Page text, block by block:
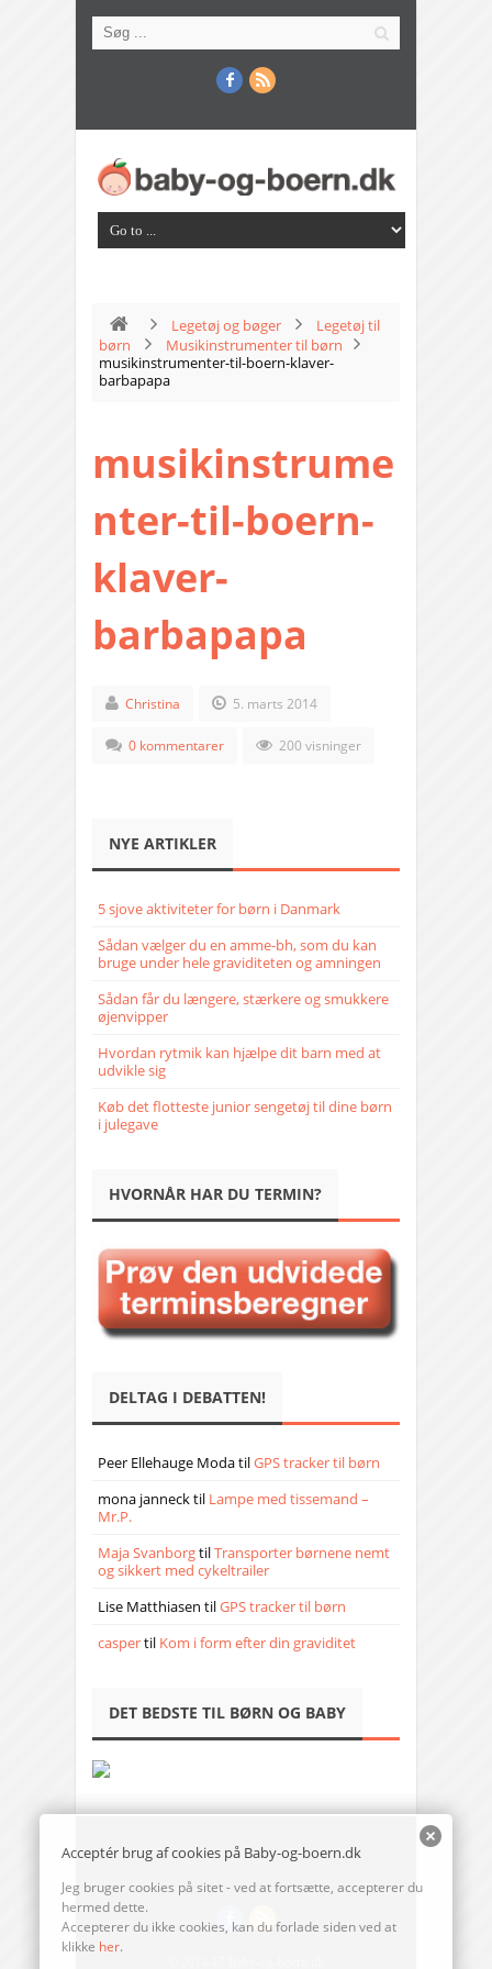
Legetøj og bøger
Legetøj til
børn
Musikinstrumenter til børn
musikinstrumenter-til-boern-klaver-
barbapapa
musikinstrume
nter-til-boern-
klaver-
barbapapa
Christina 5. marts 2014
0 kommentarer 200 visninger
NYE ARTIKLER
5 sjove aktiviteter for børn i Danmark
Sådan vælger du en amme-bh, som du kan
bruge under hele graviditeten og amningen
Sådan får du længere, stærkere og smukkere
øjenvipper
Hvordan rytmik kan hjælpe dit barn med at
udvikle sig
Køb det flotteste junior sengetøj til dine børn
i julegave
HVORNÅR HAR DU TERMIN?
DELTAG I DEBATTEN!
Peer Ellehauge ModatilGPS tracker til børn
mona jannecktil Lampe med tissemand –
Mr.P.
Maja SvanborgtilTransporter børnene nemt
og sikkert med cykeltrailer
Lise Matthiasen tilGPS tracker til børn
caspertil Kom i form efter din graviditet
DET BEDSTE TIL BØRN OG BABY
Acceptér brug af cookies på Baby-og-boern.dk
Jeg bruger cookies på sitet - ved at fortsætte, accepterer du
hermed dette.
Accepterer du ikke cookies, kan du forlade siden ved at
klikke her.